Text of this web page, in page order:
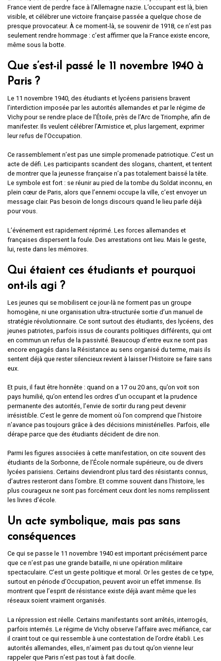
France vient de perdre face à l’Allemagne nazie. L’occupant est là, bien
visible, et célébrer une victoire française passée a quelque chose de
presque provocateur. À ce moment-là, se souvenir de 1918, ce n’est pas
seulement rendre hommage : c’est affirmer que la France existe encore,
même sous la botte.
Que s’est-il passé le 11 novembre 1940 à
Paris ?
Le 11 novembre 1940, des étudiants et lycéens parisiens bravent
l’interdiction imposée par les autorités allemandes et par le régime de
Vichy pour se rendre place de l’Étoile, près de l’Arc de Triomphe, afin de
manifester. Ils veulent célébrer l’Armistice et, plus largement, exprimer
leur refus de l’Occupation.
Ce rassemblement n’est pas une simple promenade patriotique. C’est un
acte de défi. Les participants scandent des slogans, chantent, et tentent
de montrer que la jeunesse française n’a pas totalement baissé la tête.
Le symbole est fort : se réunir au pied de la tombe du Soldat inconnu, en
plein cœur de Paris, alors que l’ennemi occupe la ville, c’est envoyer un
message clair. Pas besoin de longs discours quand le lieu parle déjà
pour vous.
L’événement est rapidement réprimé. Les forces allemandes et
françaises dispersent la foule. Des arrestations ont lieu. Mais le geste,
lui, reste dans les mémoires.
Qui étaient ces étudiants et pourquoi
ont-ils agi ?
Les jeunes qui se mobilisent ce jour-là ne forment pas un groupe
homogène, ni une organisation ultra-structurée sortie d’un manuel de
stratégie révolutionnaire. Ce sont surtout des étudiants, des lycéens, des
jeunes patriotes, parfois issus de courants politiques différents, qui ont
en commun un refus de la passivité. Beaucoup d’entre eux ne sont pas
encore engagés dans la Résistance au sens organisé du terme, mais ils
sentent déjà que rester silencieux revient à laisser l’Histoire se faire sans
eux.
Et puis, il faut être honnête : quand on a 17 ou 20 ans, qu’on voit son
pays humilié, qu’on entend les ordres d’un occupant et la prudence
permanente des autorités, l’envie de sortir du rang peut devenir
irrésistible. C’est le genre de moment où l’on comprend que l’histoire
n’avance pas toujours grâce à des décisions ministérielles. Parfois, elle
dérape parce que des étudiants décident de dire non.
Parmi les figures associées à cette manifestation, on cite souvent des
étudiants de la Sorbonne, de l’École normale supérieure, ou de divers
lycées parisiens. Certains deviendront plus tard des résistants connus,
d’autres resteront dans l’ombre. Et comme souvent dans l’histoire, les
plus courageux ne sont pas forcément ceux dont les noms remplissent
les livres d’école.
Un acte symbolique, mais pas sans
conséquences
Ce qui se passe le 11 novembre 1940 est important précisément parce
que ce n’est pas une grande bataille, ni une opération militaire
spectaculaire. C’est un geste politique et moral. Or les gestes de ce type,
surtout en période d’Occupation, peuvent avoir un effet immense. Ils
montrent que l’esprit de résistance existe déjà avant même que les
réseaux soient vraiment organisés.
La répression est réelle. Certains manifestants sont arrêtés, interrogés,
parfois internés. Le régime de Vichy observe l’affaire avec méfiance, car
il craint tout ce qui ressemble à une contestation de l’ordre établi. Les
autorités allemandes, elles, n’aiment pas du tout qu’on vienne leur
rappeler que Paris n’est pas tout à fait docile.